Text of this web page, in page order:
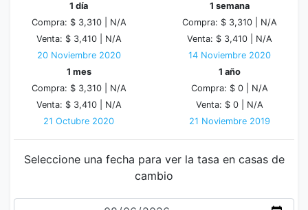
1 día
Compra: $ 3,310 | N/A
Venta: $ 3,410 | N/A
20 Noviembre 2020
1 semana
Compra: $ 3,310 | N/A
Venta: $ 3,410 | N/A
14 Noviembre 2020
1 mes
Compra: $ 3,310 | N/A
Venta: $ 3,410 | N/A
21 Octubre 2020
1 año
Compra: $ 0 | N/A
Venta: $ 0 | N/A
21 Noviembre 2019
Seleccione una fecha para ver la tasa en casas de
cambio
Fecha